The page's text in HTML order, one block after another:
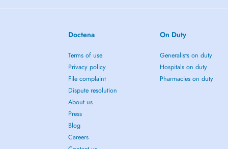
Doctena
Terms of use
Privacy policy
File complaint
Dispute resolution
About us
Press
Blog
Careers
On Duty
Generalists on duty
Hospitals on duty
Pharmacies on duty